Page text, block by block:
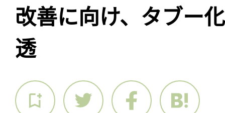
改善に向け、タブー
透